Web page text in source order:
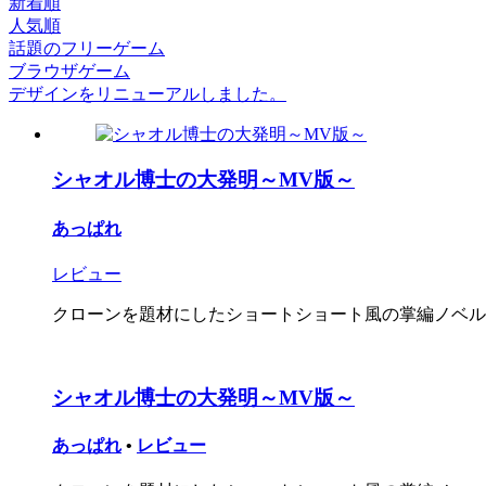
人気順
話題のフリーゲーム
ブラウザゲーム
デザインをリニューアルしました。
シャオル博士の大発明～MV版～
あっぱれ
レビュー
クローンを題材にしたショートショート風の掌編ノベ
シャオル博士の大発明～MV版～
あっぱれ • レビュー